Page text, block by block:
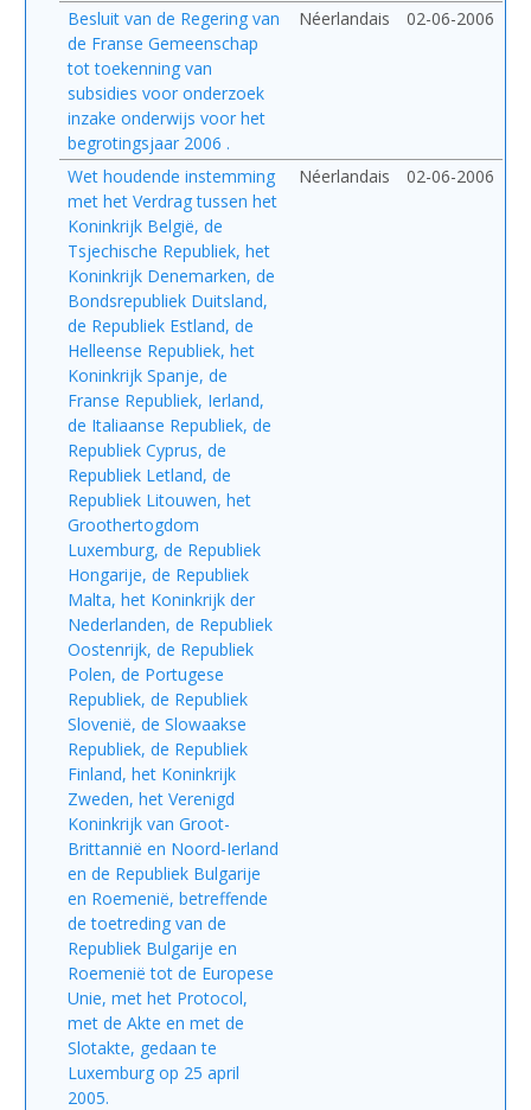
Besluit van de Regering van
de Franse Gemeenschap
tot toekenning van
subsidies voor onderzoek
inzake onderwijs voor het
begrotingsjaar 2006 .
Néerlandais 02-06-2006
Wet houdende instemming
met het Verdrag tussen het
Koninkrijk België, de
Tsjechische Republiek, het
Koninkrijk Denemarken, de
Bondsrepubliek Duitsland,
de Republiek Estland, de
Helleense Republiek, het
Koninkrijk Spanje, de
Franse Republiek, Ierland,
de Italiaanse Republiek, de
Republiek Cyprus, de
Republiek Letland, de
Republiek Litouwen, het
Groothertogdom
Luxemburg, de Republiek
Hongarije, de Republiek
Malta, het Koninkrijk der
Nederlanden, de Republiek
Oostenrijk, de Republiek
Polen, de Portugese
Republiek, de Republiek
Slovenië, de Slowaakse
Republiek, de Republiek
Finland, het Koninkrijk
Zweden, het Verenigd
Koninkrijk van Groot-
Brittannië en Noord-Ierland
en de Republiek Bulgarije
en Roemenië, betreffende
de toetreding van de
Republiek Bulgarije en
Roemenië tot de Europese
Unie, met het Protocol,
met de Akte en met de
Slotakte, gedaan te
Luxemburg op 25 april
2005.
Néerlandais 02-06-2006